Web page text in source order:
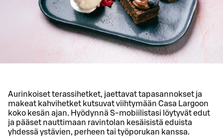
Aurinkoiset terassihetket, jaettavat tapasannokset ja
makeat kahvihetket kutsuvat viihtymään Casa Largoon
koko kesän ajan. Hyödynnä S-mobiilistasi löytyvät edut
ja pääset nauttimaan ravintolan kesäisistä eduista
yhdessä ystävien, perheen tai työporukan kanssa.